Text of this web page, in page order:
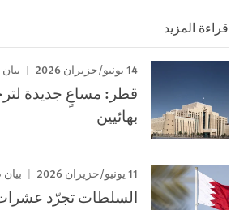
قراءة المزيد
14 يونيو/حزيران 2026
قطر: مساعٍ جديدة
بهائيين
11 يونيو/حزيران 2026
السلطات تجرّد عشرات